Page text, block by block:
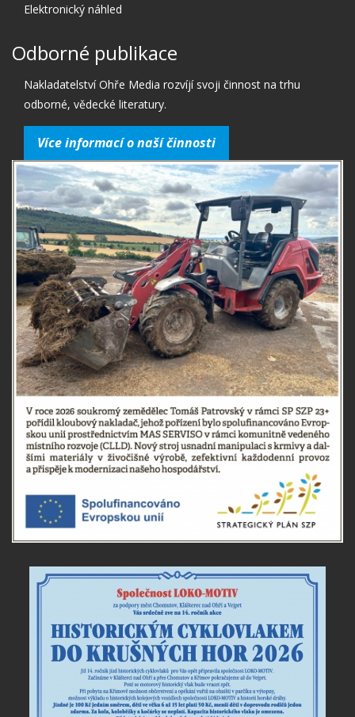
Elektronický náhled
Odborné publikace
Nakladatelství Ohře Media rozvíjí svoji činnost na trhu
odborné, vědecké literatury.
Více informací o naší činnosti